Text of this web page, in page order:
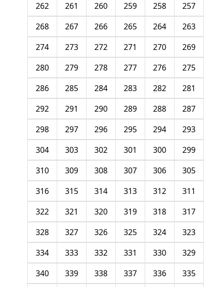
257
258
259
260
261
262
263
264
265
266
267
268
269
270
271
272
273
274
275
276
277
278
279
280
281
282
283
284
285
286
287
288
289
290
291
292
293
294
295
296
297
298
299
300
301
302
303
304
305
306
307
308
309
310
311
312
313
314
315
316
317
318
319
320
321
322
323
324
325
326
327
328
329
330
331
332
333
334
335
336
337
338
339
340